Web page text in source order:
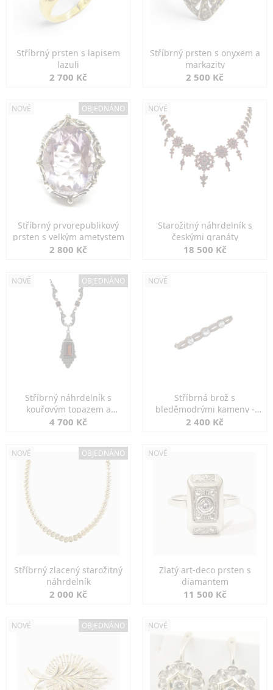
Stříbrný prsten s lapisem
lazuli
2 700 Kč
Stříbrný prsten s onyxem a
markazity
2 500 Kč
NOVÉ OBJEDNÁNO
Stříbrný prvorepublikový
prsten s velkým ametystem
2 800 Kč
NOVÉ
Starožitný náhrdelník s
českými granáty
18 500 Kč
NOVÉ OBJEDNÁNO
Stříbrný náhrdelník s
kouřovým topazem a
markazity
4 700 Kč
NOVÉ
Stříbrná brož s
bleděmodrými kameny -
jemná elegance
2 400 Kč
NOVÉ OBJEDNÁNO
Stříbrný zlacený starožitný
náhrdelník
2 000 Kč
NOVÉ
Zlatý art-deco prsten s
diamantem
11 500 Kč
NOVÉ OBJEDNÁNO NOVÉ